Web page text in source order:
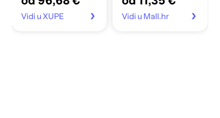
Vidi u XUPE Vidi u Mall.hr